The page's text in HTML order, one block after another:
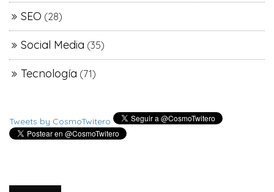
SEO (28)
Social Media (35)
Tecnología (71)
Tweets by CosmoTwitero